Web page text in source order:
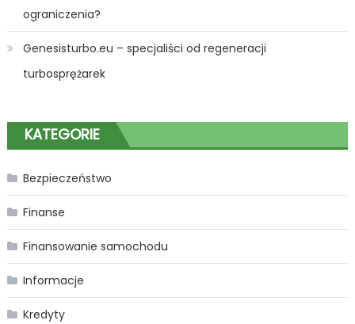
ograniczenia?
Genesisturbo.eu – specjaliści od regeneracji
turbosprężarek
KATEGORIE
Bezpieczeństwo
Finanse
Finansowanie samochodu
Informacje
Kredyty